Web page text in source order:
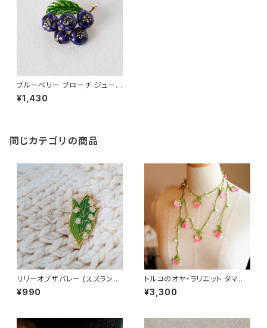
ブルーベリー ブローチ ジューシ
ー bunch
¥1,430
同じカテゴリの商品
リリーオブザバレー (スズラン)
ピンバッジ Lily of the valley
¥990
トルコのオヤ・ラリエット ダマス
クローズモチーフ トルコアクセ
サリー Oya
¥3,300